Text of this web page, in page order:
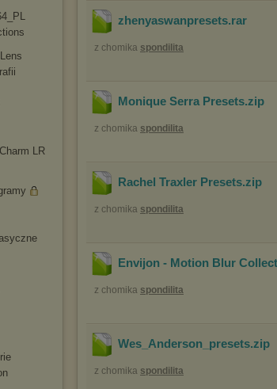
LR
zhenyaswanpresets.rar
z chomika spondilita
Monique Serra Presets.zip
z chomika spondilita
Rachel Traxler Presets.zip
z chomika spondilita
Envijon - Motion Blur
z chomika spondilita
Wes_Anderson_presets.zip
z chomika spondilita